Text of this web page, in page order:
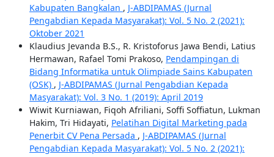
Kabupaten Bangkalan , J-ABDIPAMAS (Jurnal
Pengabdian Kepada Masyarakat): Vol. 5 No. 2 (2021):
Oktober 2021
Klaudius Jevanda B.S., R. Kristoforus Jawa Bendi, Latius
Hermawan, Rafael Tomi Prakoso, Pendampingan di
Bidang Informatika untuk Olimpiade Sains Kabupaten
(OSK) , J-ABDIPAMAS (Jurnal Pengabdian Kepada
Masyarakat): Vol. 3 No. 1 (2019): April 2019
Wiwit Kurniawan, Fiqoh Afriliani, Soffi Soffiatun, Lukman
Hakim, Tri Hidayati, Pelatihan Digital Marketing pada
Penerbit CV Pena Persada , J-ABDIPAMAS (Jurnal
Pengabdian Kepada Masyarakat): Vol. 5 No. 2 (2021):